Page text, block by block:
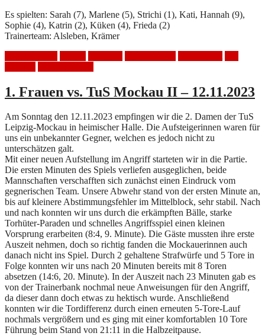
Es spielten: Sarah (7), Marlene (5), Strichi (1), Kati, Hannah (9),
Sophie (4), Katrin (2), Küken (4), Frieda (2)
Trainerteam: Alsleben, Krämer
1. Frauen vs. TuS Mockau II – 12.11.2023
Am Sonntag den 12.11.2023 empfingen wir die 2. Damen der TuS
Leipzig-Mockau in heimischer Halle. Die Aufsteigerinnen waren für
uns ein unbekannter Gegner, welchen es jedoch nicht zu
unterschätzen galt.
Mit einer neuen Aufstellung im Angriff starteten wir in die Partie.
Die ersten Minuten des Spiels verliefen ausgeglichen, beide
Mannschaften verschafften sich zunächst einen Eindruck vom
gegnerischen Team. Unsere Abwehr stand von der ersten Minute an,
bis auf kleinere Abstimmungsfehler im Mittelblock, sehr stabil. Nach
und nach konnten wir uns durch die erkämpften Bälle, starke
Torhüter-Paraden und schnelles Angriffsspiel einen kleinen
Vorsprung erarbeiten (8:4, 9. Minute). Die Gäste mussten ihre erste
Auszeit nehmen, doch so richtig fanden die Mockauerinnen auch
danach nicht ins Spiel. Durch 2 gehaltene Strafwürfe und 5 Tore in
Folge konnten wir uns nach 20 Minuten bereits mit 8 Toren
absetzen (14:6, 20. Minute). In der Auszeit nach 23 Minuten gab es
von der Trainerbank nochmal neue Anweisungen für den Angriff,
da dieser dann doch etwas zu hektisch wurde. Anschließend
konnten wir die Tordifferenz durch einen erneuten 5-Tore-Lauf
nochmals vergrößern und es ging mit einer komfortablen 10 Tore
Führung beim Stand von 21:11 in die Halbzeitpause.